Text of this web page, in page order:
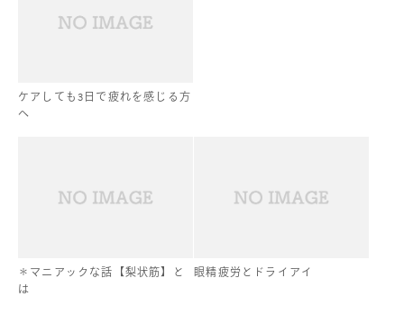
ケアしても3日で疲れを感じる方
へ
＊マニアックな話【梨状筋】と
は
眼精疲労とドライアイ